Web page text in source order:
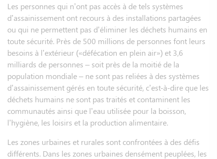
Les personnes qui n’ont pas accès à de tels systèmes
d’assainissement ont recours à des installations partagées
ou qui ne permettent pas d’éliminer les déchets humains en
toute sécurité. Près de 500 millions de personnes font leurs
besoins à l’extérieur («défécation en plein air») et 3,6
milliards de personnes – soit près de la moitié de la
population mondiale – ne sont pas reliées à des systèmes
d’assainissement gérés en toute sécurité, c’est-à-dire que les
déchets humains ne sont pas traités et contaminent les
communautés ainsi que l’eau utilisée pour la boisson,
l’hygiène, les loisirs et la production alimentaire.
Les zones urbaines et rurales sont confrontées à des défis
différents. Dans les zones urbaines densément peuplées, les